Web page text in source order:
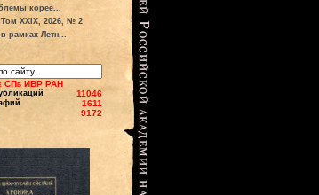
корее...
XXIX, 2026, № 2
рамках Летн...
СПб ИВР РАН
11046
1611
9172